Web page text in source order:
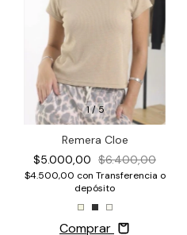
1/5
Remera Cloe
$5.000,00 $6.400,00
$4.500,00 con Transferencia o
depósito
Comprar